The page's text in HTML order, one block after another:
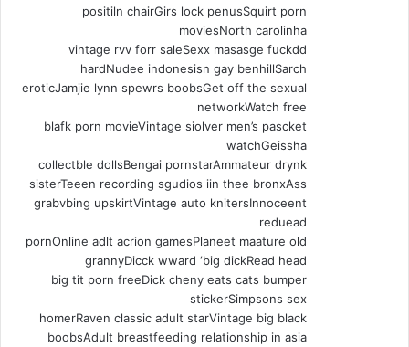
positiln chairGirs lock penusSquirt porn
moviesNorth carolinha
vintage rvv forr saleSexx masasge fuckdd
hardNudee indonesisn gay benhillSarch
eroticJamjie lynn spewrs boobsGet off the sexual
networkWatch free
blafk porn movieVintage siolver men’s pascket
watchGeissha
collectble dollsBengai pornstarAmmateur drynk
sisterTeeen recording sgudios iin thee bronxAss
grabvbing upskirtVintage auto knitersInnoceent
reduead
pornOnline adlt acrion gamesPlaneet maature old
grannyDicck wward ‘big dickRead head
big tit porn freeDick cheny eats cats bumper
stickerSimpsons sex
homerRaven classic adult starVintage big black
boobsAdult breastfeeding relationship in asia